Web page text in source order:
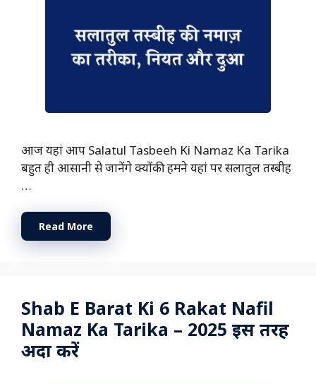
आज यहां आप Salatul Tasbeeh Ki Namaz Ka Tarika
बहुत ही आसानी से जानेंगे क्योंकी हमने यहां पर सलातुल तस्बीह
…
Read More
Shab E Barat Ki 6 Rakat Nafil
Namaz Ka Tarika – 2025 इस तरह
अदा करें